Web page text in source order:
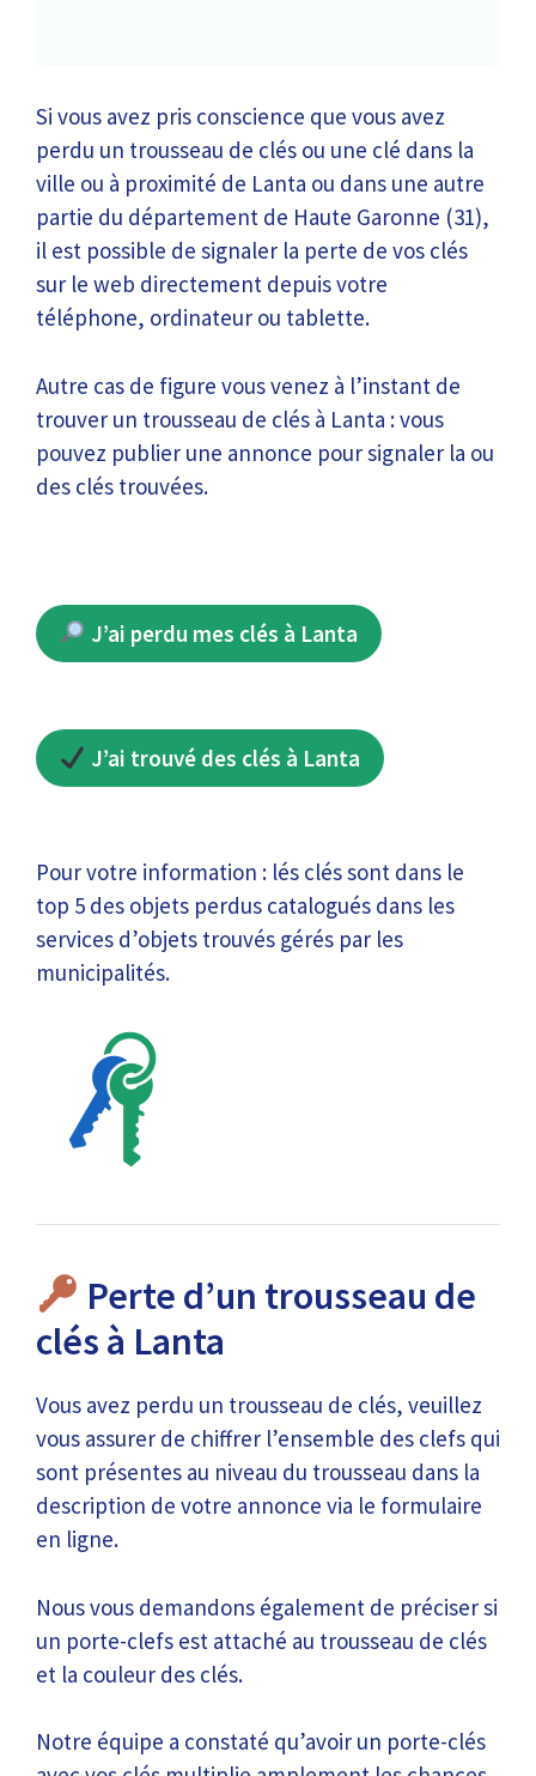
Si vous avez pris conscience que vous avez
perdu un trousseau de clés ou une clé dans la
ville ou à proximité de Lanta ou dans une autre
partie du département de Haute Garonne (31),
il est possible de signaler la perte de vos clés
sur le web directement depuis votre
téléphone, ordinateur ou tablette.
Autre cas de figure vous venez à l’instant de
trouver un trousseau de clés à Lanta : vous
pouvez publier une annonce pour signaler la ou
des clés trouvées.
J’ai perdu mes clés à Lanta
J’ai trouvé des clés à Lanta
Pour votre information : lés clés sont dans le
top 5 des objets perdus catalogués dans les
services d’objets trouvés gérés par les
municipalités.
Perte d’un trousseau de
clés à Lanta
Vous avez perdu un trousseau de clés, veuillez
vous assurer de chiffrer l’ensemble des clefs qui
sont présentes au niveau du trousseau dans la
description de votre annonce via le formulaire
en ligne.
Nous vous demandons également de préciser si
un porte-clefs est attaché au trousseau de clés
et la couleur des clés.
Notre équipe a constaté qu’avoir un porte-clés